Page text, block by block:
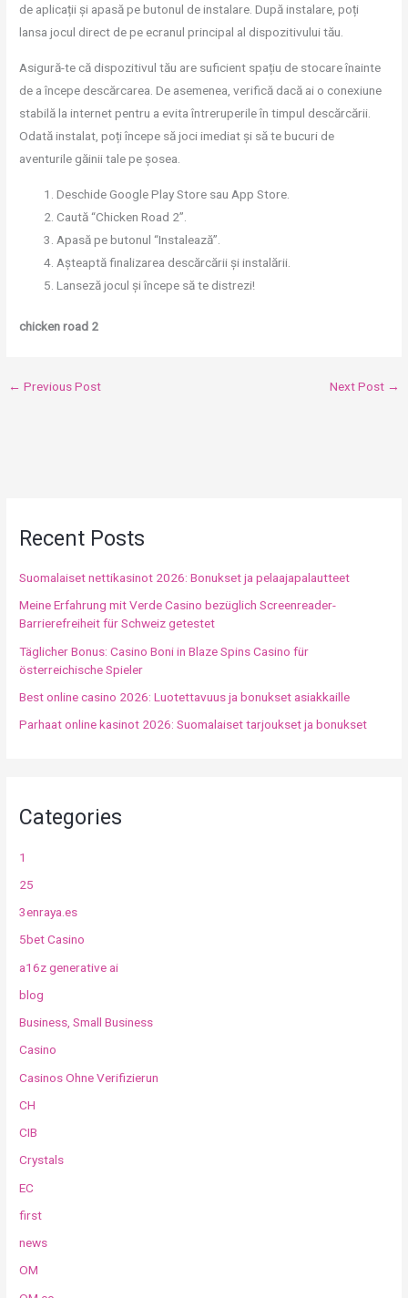
de aplicații și apasă pe butonul de instalare. După instalare, poți
lansa jocul direct de pe ecranul principal al dispozitivului tău.
Asigură-te că dispozitivul tău are suficient spațiu de stocare înainte
de a începe descărcarea. De asemenea, verifică dacă ai o conexiune
stabilă la internet pentru a evita întreruperile în timpul descărcării.
Odată instalat, poți începe să joci imediat și să te bucuri de
aventurile găinii tale pe șosea.
Deschide Google Play Store sau App Store.
Caută “Chicken Road 2”.
Apasă pe butonul “Instalează”.
Așteaptă finalizarea descărcării și instalării.
Lanseză jocul și începe să te distrezi!
chicken road 2
← Previous Post Next Post →
Recent Posts
Suomalaiset nettikasinot 2026: Bonukset ja pelaajapalautteet
Meine Erfahrung mit Verde Casino bezüglich Screenreader-
Barrierefreiheit für Schweiz getestet
Täglicher Bonus: Casino Boni in Blaze Spins Casino für
österreichische Spieler
Best online casino 2026: Luotettavuus ja bonukset asiakkaille
Parhaat online kasinot 2026: Suomalaiset tarjoukset ja bonukset
Categories
1
25
3enraya.es
5bet Casino
a16z generative ai
blog
Business, Small Business
Casino
Casinos Ohne Verifizierun
CH
CIB
Crystals
EC
first
news
OM